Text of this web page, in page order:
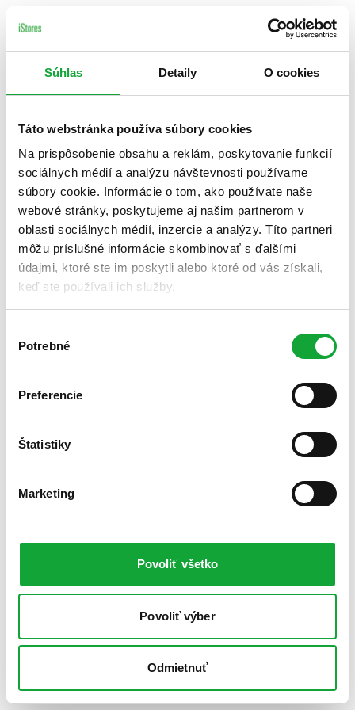
Súhlas Detaily O cookies
Táto webstránka používa súbory cookies
Na prispôsobenie obsahu a reklám, poskytovanie funkcií
sociálnych médií a analýzu návštevnosti používame
súbory cookie. Informácie o tom, ako používate naše
webové stránky, poskytujeme aj našim partnerom v
oblasti sociálnych médií, inzercie a analýzy. Títo partneri
môžu príslušné informácie skombinovať s ďalšími
údajmi, ktoré ste im poskytli alebo ktoré od vás získali,
keď ste používali ich služby.
súhlasu
Potrebné
Preferencie
Štatistiky
Marketing
Povoliť všetko
Povoliť výber
Odmietnuť